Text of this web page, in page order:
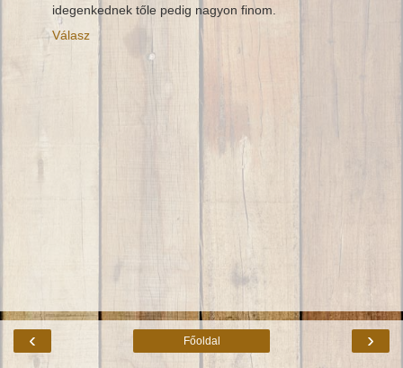
idegenkednek tőle pedig nagyon finom.
Válasz
‹ ›
Főoldal